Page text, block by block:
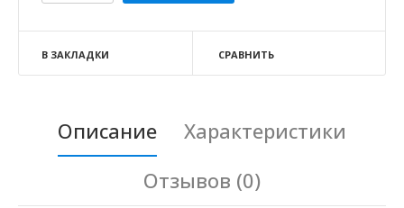
В ЗАКЛАДКИ СРАВНИТЬ
Описание
Характеристики
Отзывов (0)